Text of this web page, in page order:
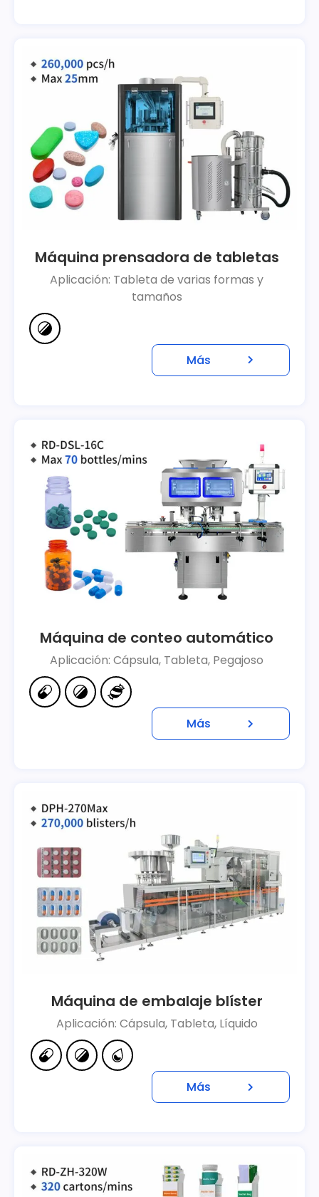
Máquina prensadora de tabletas
Aplicación: Tableta de varias formas y
Más
Máquina de conteo automático
Aplicación: Cápsula, Tableta, Pegajoso
Más
Máquina de embalaje blíster
Aplicación: Cápsula, Tableta, Líquido
Más